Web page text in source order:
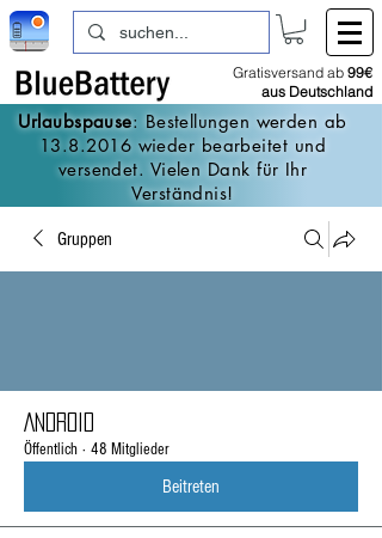
Gratisversand ab 99€
aus Deutschland
Urlaubspause: Bestellungen werden ab
13.8.2016 wieder bearbeitet und
versendet. Vielen Dank für Ihr
Verständnis!
Gruppen
Android
Öffentlich · 48 Mitglieder
Beitreten